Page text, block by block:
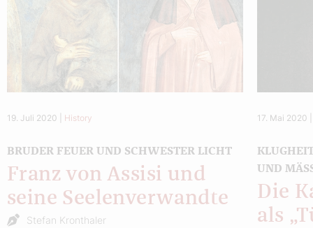
19. Juli 2020 History
BRUDER FEUER UND SCHWESTER LICHT
Franz von Assisi und
seine Seelenverwandte
Stefan Kronthaler
17. Mai 2020
UND
Die
als